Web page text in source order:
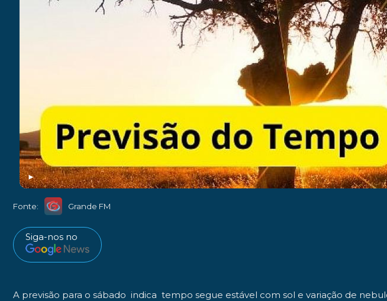
►
Fonte: Grande FM
Siga-nos no
A previsão para o sábado indica tempo segue estável com sol e variação de